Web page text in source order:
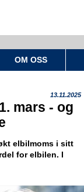
OM OSS
13.11.2025
mars - og
elbilmoms i sitt
for elbilen. I